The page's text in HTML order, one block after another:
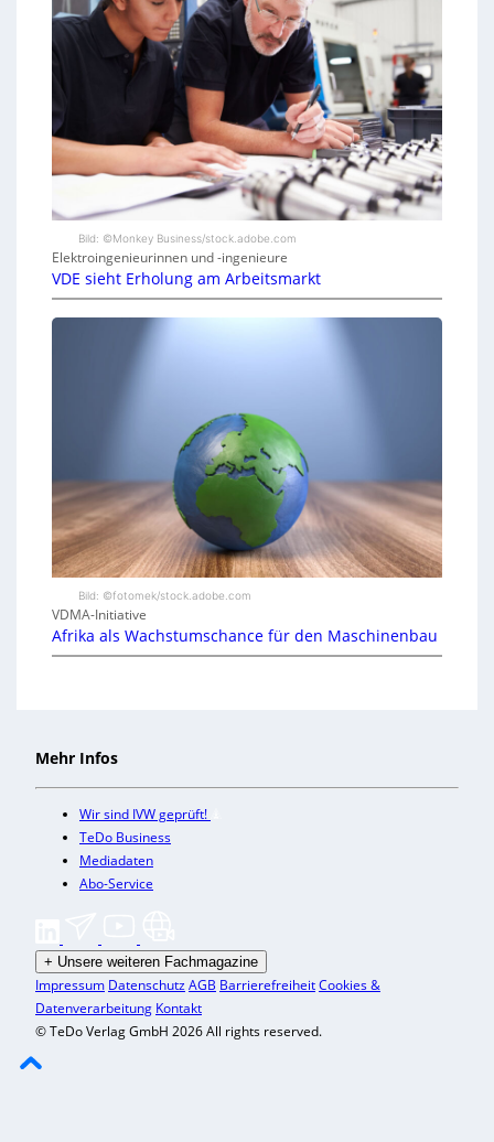
Bild: ©Monkey Business/stock.adobe.com
Elektroingenieurinnen und -ingenieure
VDE sieht Erholung am Arbeitsmarkt
Bild: ©fotomek/stock.adobe.com
VDMA-Initiative
Afrika als Wachstumschance für den Maschinenbau
Mehr Infos
Wir sind IVW geprüft!
TeDo Business
Mediadaten
Abo-Service
+ Unsere weiteren Fachmagazine
Impressum DatenschutzAGB BarrierefreiheitCookies &
Datenverarbeitung Kontakt
© TeDo Verlag GmbH 2026 All rights reserved.